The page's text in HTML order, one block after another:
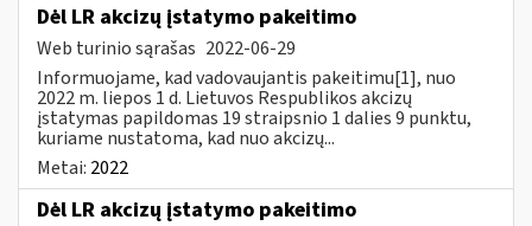
Dėl LR akcizų įstatymo pakeitimo
Web turinio sąrašas 2022-06-29
Informuojame, kad vadovaujantis pakeitimu[1], nuo
2022 m. liepos 1 d. Lietuvos Respublikos akcizų
įstatymas papildomas 19 straipsnio 1 dalies 9 punktu,
kuriame nustatoma, kad nuo akcizų...
Metai: 2022
Dėl LR akcizų įstatymo pakeitimo